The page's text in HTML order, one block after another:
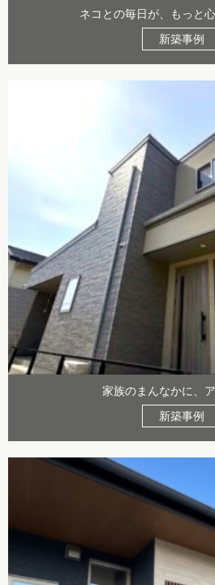
ネコとの毎日が、もっと
新築事例
家族のまんなかに、
新築事例